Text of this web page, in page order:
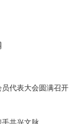
代表大会圆满召开
共兴文脉